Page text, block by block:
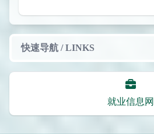
快速导航 / LINKS
就业信息网